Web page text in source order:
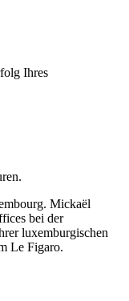
Ihres
Mickaël
bei der
luxemburgischen
Le Figaro.